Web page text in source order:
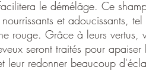
le démélâge. Ce
et adoucissants,
rouge. Grâce à leurs vertus,
seront traités pour apaiser
leur redonner beaucoup